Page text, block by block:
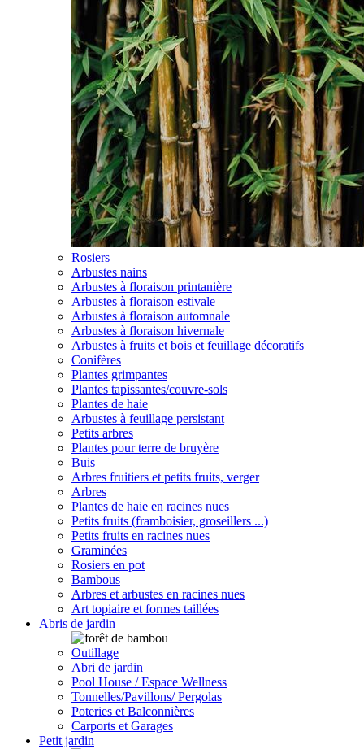
Rosiers
Arbustes nains
Arbustes à floraison printanière
Arbustes à floraison estivale
Arbustes à floraison automnale
Arbustes à floraison hivernale
Arbustes à fruits et bois et feuillage décoratifs
Conifères
Plantes grimpantes
Plantes tapissantes/couvre-sols
Plantes de haie
Arbustes à feuillage persistant
Petits arbres
Plantes pour terre de bruyère
Buis
Arbres fruitiers et petits fruits, verger
Arbres
Plantes de haie en racines nues
Petits fruits (framboisier, groseillers ...)
Petits fruits en racines nues
Graminées
Rosiers en pot
Bambous
Arbres et arbustes en racines nues
Art topiaire et formes taillées
Abris de jardin
Outillage
Abri de jardin
Pool House / Espace Wellness
Tonnelles/Pavillons/ Pergolas
Poteries et Balconnières
Carports et Garages
Petit jardin